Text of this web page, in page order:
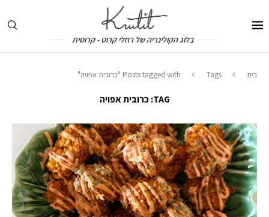
בלוג הקולינריה של רחלי קרוט - קרוטית
בית Tags Posts tagged with "כרובית אפויה"
TAG: כרובית אפויה